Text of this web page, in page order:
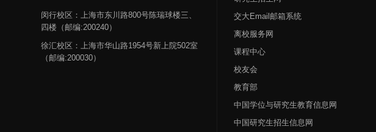
闵行校区：上海市东川路800号陈瑞球楼三、
四楼（邮编:200240）
徐汇校区：上海市华山路1954号新上院502室
（邮编:200030）
交大Email邮箱系统
离校服务网
课程中心
校友会
教育部
中国学位与研究生教育信息网
中国研究生招生信息网